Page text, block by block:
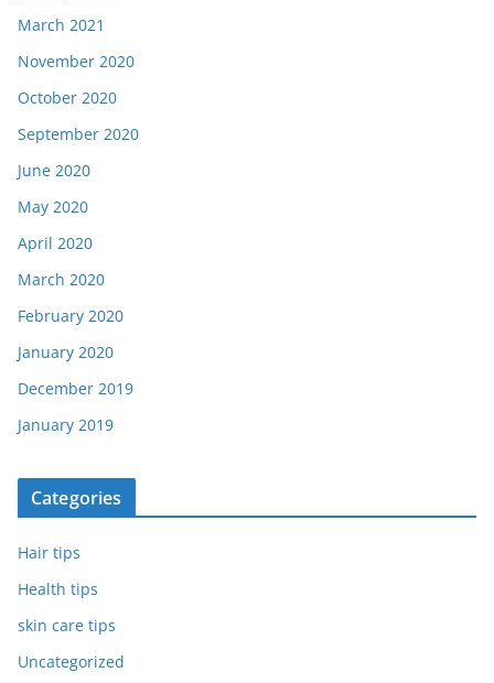
March 2021
November 2020
October 2020
September 2020
June 2020
May 2020
April 2020
March 2020
February 2020
January 2020
December 2019
January 2019
Categories
Hair tips
Health tips
skin care tips
Uncategorized